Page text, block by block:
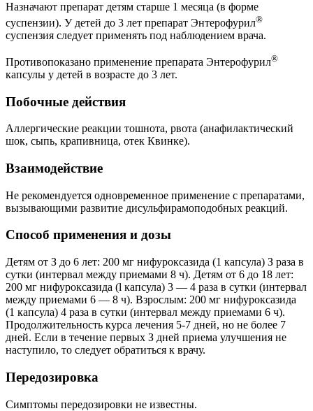
Назначают препарат детям старше 1 месяца (в форме
суспензии). У детей до 3 лет препарат Энтерофурил®
суспензия следует применять под наблюдением врача.
Противопоказано применение препарата Энтерофурил®
капсулы у детей в возрасте до 3 лет.
Побочные действия
Аллергические реакции тошнота, рвота (анафилактический
шок, сыпь, крапивница, отек Квинке).
Взаимодействие
Не рекомендуется одновременное применение с препаратами,
вызывающими развитие дисульфирамоподобных реакций.
Способ применения и дозы
Детям от З до 6 лет: 200 мг нифуроксазида (1 капсула) З раза в
сутки (интервал между приемами 8 ч). Детям от 6 до 18 лет:
200 мг нифуроксазида (l капсула) 3 — 4 раза в сутки (интервал
между приемами 6 — 8 ч). Взрослым: 200 мг нифуроксазида
(1 капсула) 4 раза в сутки (интервал между приемами 6 ч).
Продолжительность курса лечения 5-7 дней, но не более 7
дней. Если в течение первых З дней приема улучшения не
наступило, то следует обратиться к врачу.
Передозировка
Симптомы передозировки не известны.